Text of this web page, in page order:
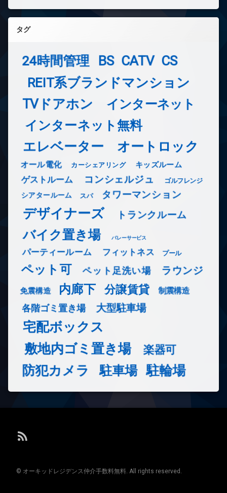
タグ
24時間管理 BS CATV CS
REIT系ブランドマンション
TVドアホン インターネット
インターネット無料
エレベーター オートロック
オール電化 カーシェアリング キッズルーム
ゲストルーム コンシェルジュ ゴルフレンジ
シアタールーム スパ タワーマンション
デザイナーズ トランクルーム
バイク置き場 バレーサービス
パーティールーム フィットネス プール
ペット可 ペット足洗い場 ラウンジ
免震構造 内廊下 分譲賃貸 制震構造
各階ゴミ置き場 大型駐車場
宅配ボックス
敷地内ゴミ置き場
楽器可
防犯カメラ 駐車場 駐輪場
RSS
© オーキッドレジデンス仲介手数料無料. All rights reserved.